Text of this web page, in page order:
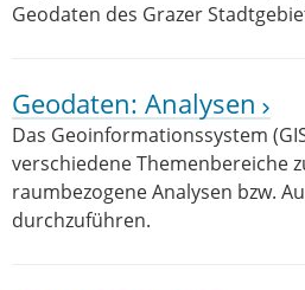
Geodaten des Grazer
Geodaten: Analysen
Das Geoinformationssystem
verschiedene Themenbereiche
raumbezogene Analysen bzw.
durchzuführen.